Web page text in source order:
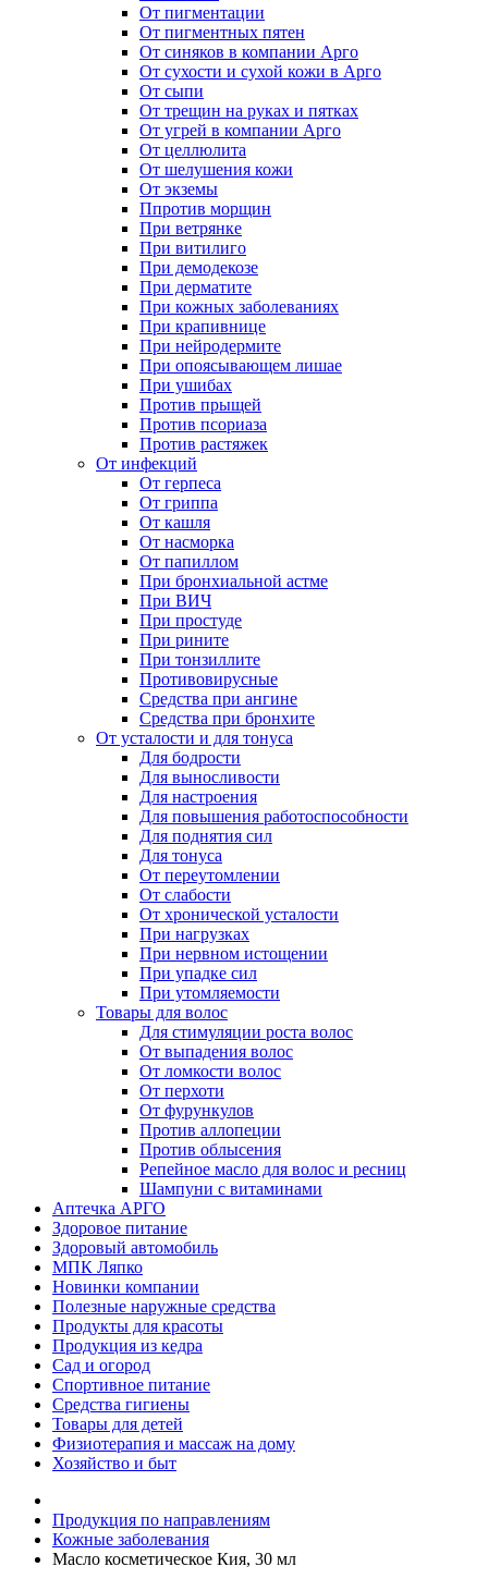
От пигментации
От пигментных пятен
От синяков в компании Арго
От сухости и сухой кожи в Арго
От сыпи
От трещин на руках и пятках
От угрей в компании Арго
От целлюлита
От шелушения кожи
От экземы
Ппротив морщин
При ветрянке
При витилиго
При демодекозе
При дерматите
При кожных заболеваниях
При крапивнице
При нейродермите
При опоясывающем лишае
При ушибах
Против прыщей
Против псориаза
Против растяжек
От инфекций
От герпеса
От гриппа
От кашля
От насморка
От папиллом
При бронхиальной астме
При ВИЧ
При простуде
При рините
При тонзиллите
Противовирусные
Средства при ангине
Средства при бронхите
От усталости и для тонуса
Для бодрости
Для выносливости
Для настроения
Для повышения работоспособности
Для поднятия сил
Для тонуса
От переутомлении
От слабости
От хронической усталости
При нагрузках
При нервном истощении
При упадке сил
При утомляемости
Товары для волос
Для стимуляции роста волос
От выпадения волос
От ломкости волос
От перхоти
От фурункулов
Против аллопеции
Против облысения
Репейное масло для волос и ресниц
Шампуни с витаминами
Аптечка АРГО
Здоровое питание
Здоровый автомобиль
МПК Ляпко
Новинки компании
Полезные наружные средства
Продукты для красоты
Продукция из кедра
Сад и огород
Спортивное питание
Средства гигиены
Товары для детей
Физиотерапия и массаж на дому
Хозяйство и быт
Продукция по направлениям
Кожные заболевания
Масло косметическое Кия, 30 мл